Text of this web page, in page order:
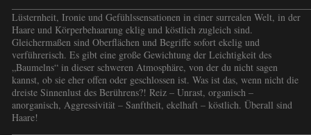
Lüsternheit, Ironie und Gefühlssensationen in einer surrealen Welt, in der
Haare und Körperbehaarung eklig und köstlich zugleich sind.
Gleichermaßen sind Oberflächen und Begriffe sofort ekelig und
verführerisch. Es gibt eine große Gewichtung der Leichtigkeit des
„Baumelns“ in dieser schweren Atmosphäre, von der du nicht sagen
kannst, ob sie eher offen oder geschlossen ist. Was ist das, wenn nicht die
dreiste Sinnenlust des Berührens?! Reiz – Unrast, organisch –
anorganisch, Aggressivität – Sanftheit, ekelhaft – köstlich. Überall sind
Haare!